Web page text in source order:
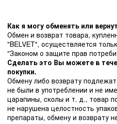
Как я могу обменять или
Обмен и возврат товара,
"BELVET", осуществляется
"Законом о защите прав
Сделать это Вы можете в
покупки.
Обмену либо возврату
не были в употреблении и не
царапины, сколы и т. д., товар
не нарушена целостность
препараты, обмену и возврату